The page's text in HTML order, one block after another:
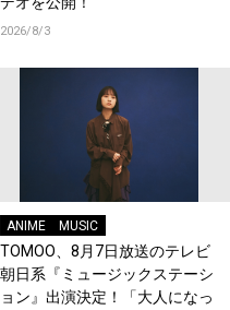
2026/8/3
ANIME MUSIC
TOMOO、8月7日放送のテレビ
朝日系『ミュージックステーシ
ョン』出演決定！「大人になっ